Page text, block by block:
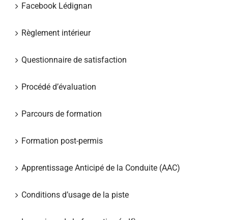
Facebook Lédignan
Règlement intérieur
Questionnaire de satisfaction
Procédé d’évaluation
Parcours de formation
Formation post-permis
Apprentissage Anticipé de la Conduite (AAC)
Conditions d’usage de la piste